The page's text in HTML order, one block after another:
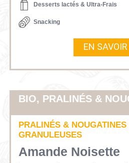
Desserts lactés & Ultra-Frais
Snacking
EN
BIO, PRALINÉS &
PRALINÉS & NOUGATINES
GRANULEUSES
Amande Noisette